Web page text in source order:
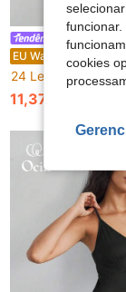
#Vestido
EU Warehouse
24 Left
11,37€
cookies